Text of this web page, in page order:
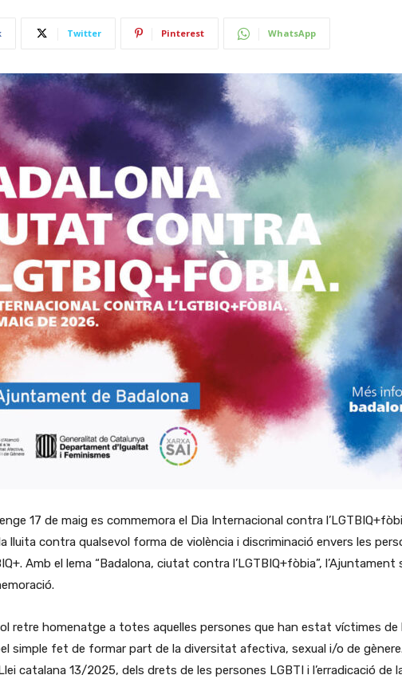
Twitter Pinterest WhatsApp
17 de maig es commemora el Dia Internacional contra
lluita contra qualsevol forma de violència i discriminació envers les
Amb el lema “Badalona, ciutat contra l’LGTBIQ+fòbia”, l’Ajuntament
retre homenatge a totes aquelles persones que han estat víctimes de
simple fet de formar part de la diversitat afectiva, sexual i/o de
catalana 13/2025, dels drets de les persones LGBTI i l’erradicació de